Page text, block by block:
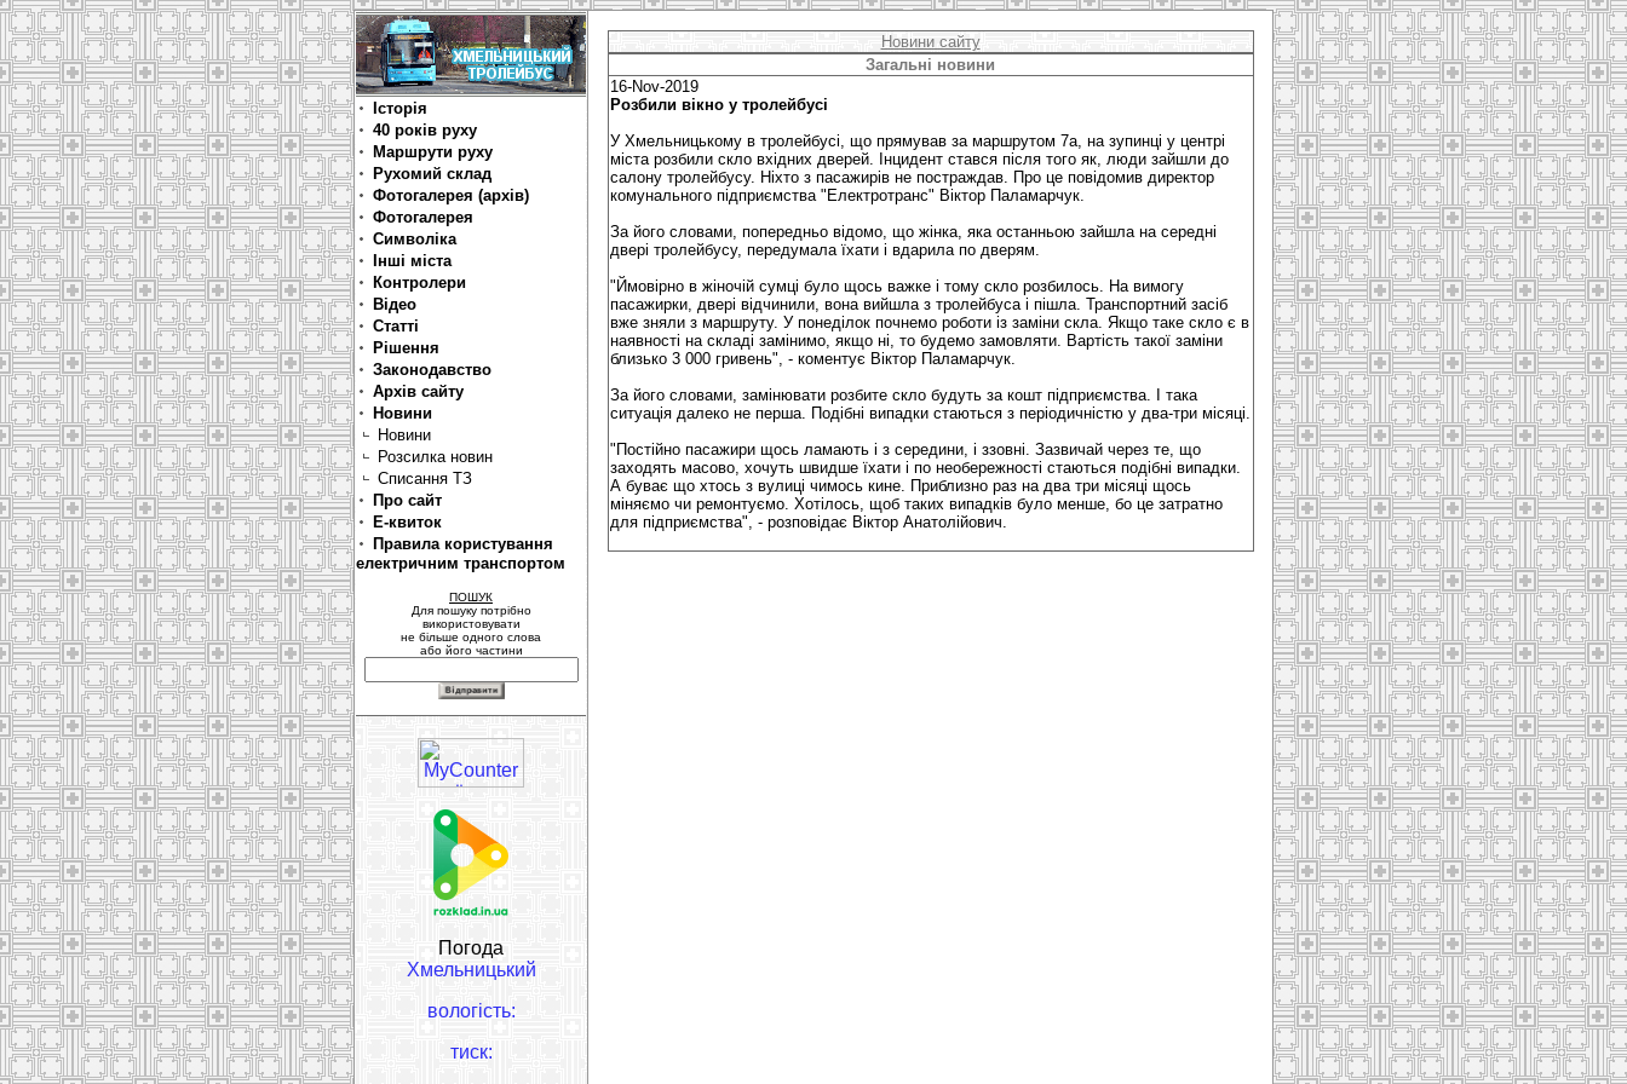
Історія
40 років руху
Маршрути руху
Рухомий склад
Фотогалерея (архів)
Фотогалерея
Символіка
Інші міста
Контролери
Відео
Статті
Рішення
Законодавство
Архів сайту
Новини
Новини
Розсилка новин
Списання ТЗ
Про сайт
Е-квиток
Правила користування
електричним транспортом
ПОШУК
Для пошуку потрібно
використовувати
не більше одного слова
або його частини
Погода
Хмельницький
вологість:
тиск:
Новини сайту
Загальні новини
16-Nov-2019
Розбили вікно у тролейбусі
У Хмельницькому в тролейбусі, що прямував за маршрутом 7а, на зупинці у центрі
міста розбили скло вхідних дверей. Інцидент стався після того як, люди зайшли до
салону тролейбусу. Ніхто з пасажирів не постраждав. Про це повідомив директор
комунального підприємства "Електротранс" Віктор Паламарчук.
За його словами, попередньо відомо, що жінка, яка останньою зайшла на середні
двері тролейбусу, передумала їхати і вдарила по дверям.
"Ймовірно в жіночій сумці було щось важке і тому скло розбилось. На вимогу
пасажирки, двері відчинили, вона вийшла з тролейбуса і пішла. Транспортний засіб
вже зняли з маршруту. У понеділок почнемо роботи із заміни скла. Якщо таке скло є в
наявності на складі замінимо, якщо ні, то будемо замовляти. Вартість такої заміни
близько 3 000 гривень", - коментує Віктор Паламарчук.
За його словами, замінювати розбите скло будуть за кошт підприємства. І така
ситуація далеко не перша. Подібні випадки стаються з періодичністю у два-три місяці.
"Постійно пасажири щось ламають і з середини, і ззовні. Зазвичай через те, що
заходять масово, хочуть швидше їхати і по необережності стаються подібні випадки.
А буває що хтось з вулиці чимось кине. Приблизно раз на два три місяці щось
міняємо чи ремонтуємо. Хотілось, щоб таких випадків було менше, бо це затратно
для підприємства", - розповідає Віктор Анатолійович.